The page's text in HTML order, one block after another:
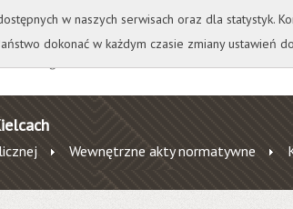
Wirtualna Uczelnia A A A
Wewnętrzne akty normatywne
w naszych serwisach oraz dla statystyk.
dokonać w każdym czasie zmiany ustawień